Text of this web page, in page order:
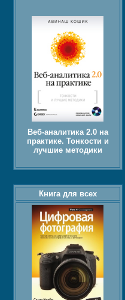
Веб-аналитика 2.0 на
практике. Тонкости и
лучшие методики
Книга для всех